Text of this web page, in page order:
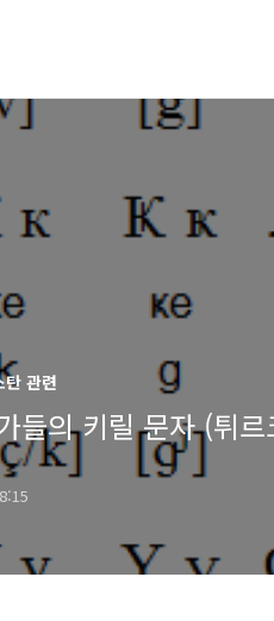
탄 관련
들의 키릴 문자 (튀